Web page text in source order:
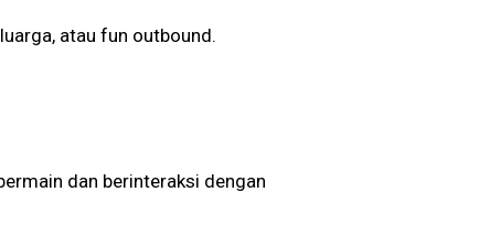
atau fun outbound.
dan berinteraksi dengan